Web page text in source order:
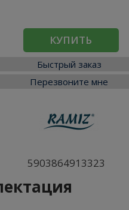
КУПИТЬ
Быстрый заказ
Перезвоните мне
5903864913323